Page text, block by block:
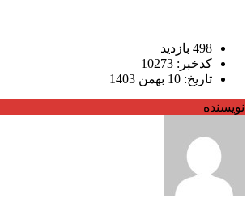
498 بازدید
کدخبر: 10273
تاریخ: 10 بهمن 1403
نویسنده